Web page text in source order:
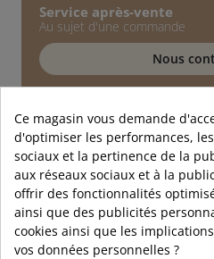
Service après-vente
Au sujet d'une commande
Nous
Conseils d'experts
01 89 72
Ce magasin vous demande
d'optimiser les performances,
sociaux et la pertinence de la
aux réseaux sociaux et à la
offrir des fonctionnalités
ainsi que des publicités
cookies ainsi que les
vos données personnelles ?